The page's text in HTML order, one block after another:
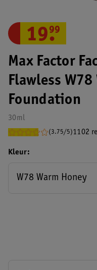
Max Factor
Flawless
Foundation
30ml
(3.75/5)1102
19.
99
Kleur
W78 Warm Honey